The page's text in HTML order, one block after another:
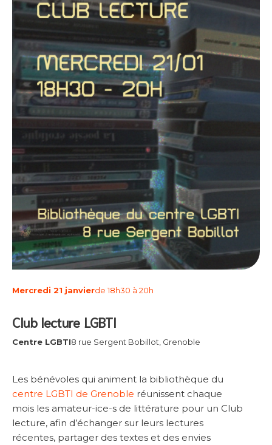
Mercredi 21 janvierde 18h30 à 20h
Club lecture LGBTI
Centre LGBTI8 rue Sergent Bobillot, Grenoble
Les bénévoles qui animent la bibliothèque du
centre LGBTI de Grenoble réunissent chaque
mois les amateur-ice-s de littérature pour un Club
lecture, afin d’échanger sur leurs lectures
récentes, partager des textes et des envies